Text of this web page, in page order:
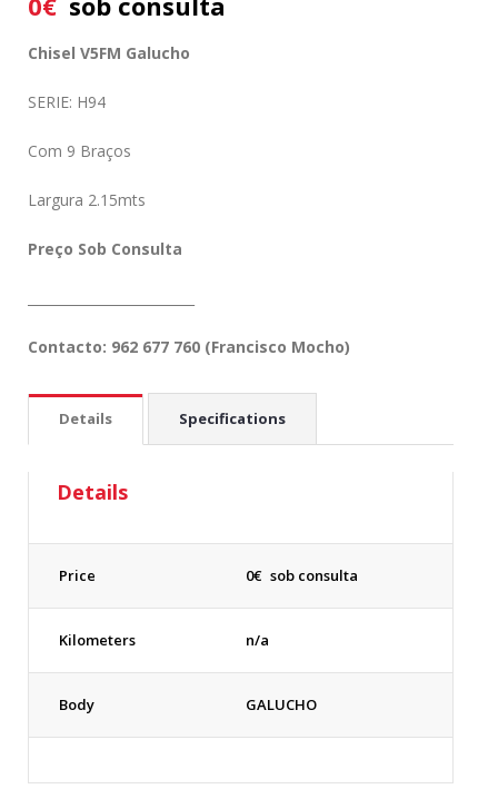
Chisel V5FM Galucho
SERIE: H94
Com 9 Braços
Largura 2.15mts
Preço Sob Consulta
Contacto: 962 677 760 (Francisco Mocho)
Details Specifications
Details
Price 0€ sob consulta
Kilometers n/a
Body GALUCHO